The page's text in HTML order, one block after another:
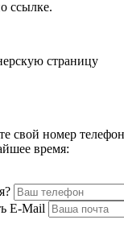
страницу
свой номер
время:
E-Mail